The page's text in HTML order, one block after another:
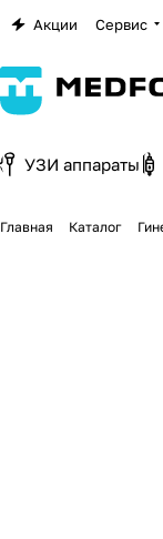
Акции Сервис
УЗИ аппараты
Главная Каталог